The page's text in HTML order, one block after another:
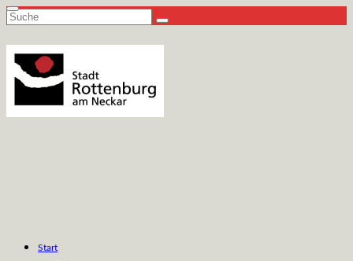
Suche
Start